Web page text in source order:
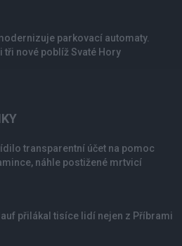
parkovací automaty.
tři nové poblíž Svaté Hory
transparentní účet na pomoc
náhle postižené mrtvicí
přilákal tisíce lidí nejen z Příbrami